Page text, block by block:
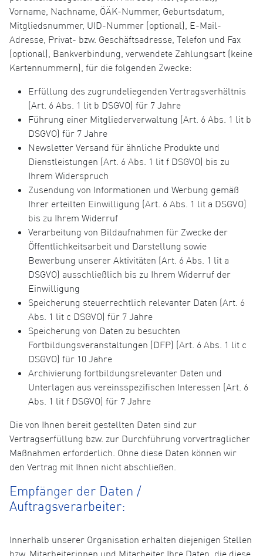
Vorname, Nachname, ÖÄK-Nummer, Geburtsdatum,
Mitgliedsnummer, UID-Nummer (optional), E-Mail-
Adresse, Privat- bzw. Geschäftsadresse, Telefon und Fax
(optional), Bankverbindung, verwendete Zahlungsart (keine
Kartennummern), für die folgenden Zwecke:
Erfüllung des zugrundeliegenden Vertragsverhältnis
(Art. 6 Abs. 1 lit b DSGVO) für 7 Jahre
Führung einer Mitgliederverwaltung (Art. 6 Abs. 1 lit b
DSGVO) für 7 Jahre
Newsletter Versand für ähnliche Produkte und
Dienstleistungen (Art. 6 Abs. 1 lit f DSGVO) bis zu
Ihrem Widerspruch
Zusendung von Informationen und Werbung gemäß
Ihrer erteilten Einwilligung (Art. 6 Abs. 1 lit a DSGVO)
bis zu Ihrem Widerruf
Verarbeitung von Bildaufnahmen für Zwecke der
Öffentlichkeitsarbeit und Darstellung sowie
Bewerbung unserer Aktivitäten (Art. 6 Abs. 1 lit a
DSGVO) ausschließlich bis zu Ihrem Widerruf der
Einwilligung
Speicherung steuerrechtlich relevanter Daten (Art. 6
Abs. 1 lit c DSGVO) für 7 Jahre
Speicherung von Daten zu besuchten
Fortbildungsveranstaltungen (DFP) (Art. 6 Abs. 1 lit c
DSGVO) für 10 Jahre
Archivierung fortbildungsrelevanter Daten und
Unterlagen aus vereinsspezifischen Interessen (Art. 6
Abs. 1 lit f DSGVO) für 7 Jahre
Die von Ihnen bereit gestellten Daten sind zur
Vertragserfüllung bzw. zur Durchführung vorvertraglicher
Maßnahmen erforderlich. Ohne diese Daten können wir
den Vertrag mit Ihnen nicht abschließen.
Empfänger der Daten /
Auftragsverarbeiter:
Innerhalb unserer Organisation erhalten diejenigen Stellen